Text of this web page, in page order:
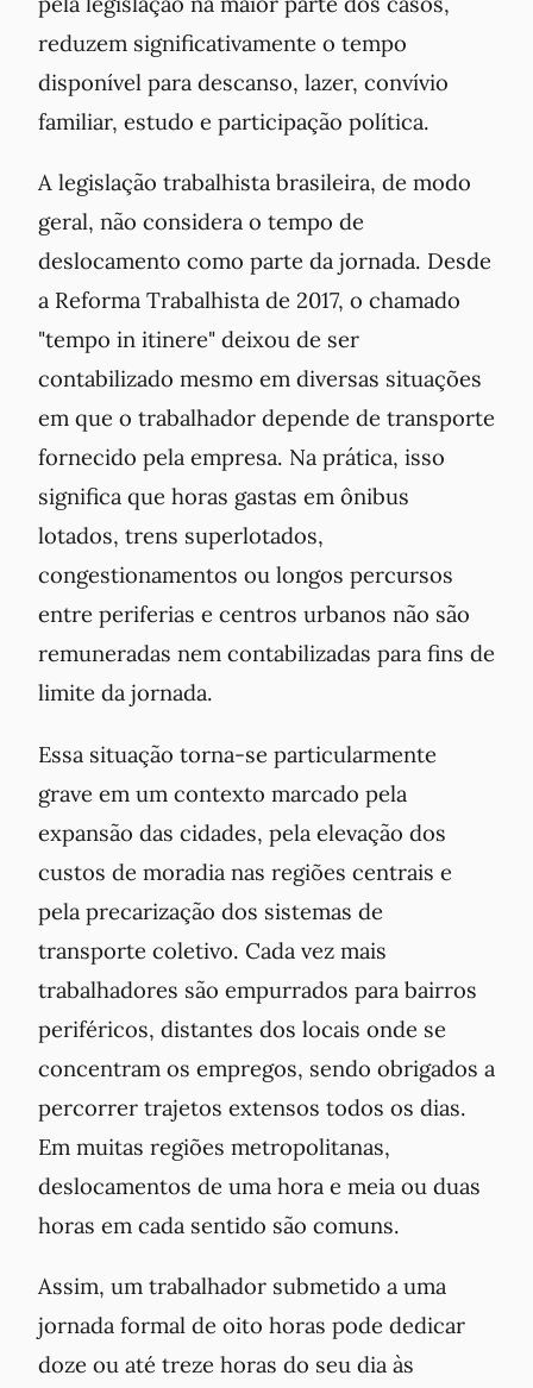
reduzem significativamente o tempo
disponível para descanso, lazer, convívio
familiar, estudo e participação política.
A legislação trabalhista brasileira, de modo
geral, não considera o tempo de
deslocamento como parte da jornada. Desde
a Reforma Trabalhista de 2017, o chamado
"tempo in itinere" deixou de ser
contabilizado mesmo em diversas situações
em que o trabalhador depende de transporte
fornecido pela empresa. Na prática, isso
significa que horas gastas em ônibus
lotados, trens superlotados,
congestionamentos ou longos percursos
entre periferias e centros urbanos não são
remuneradas nem contabilizadas para fins de
limite da jornada.
Essa situação torna-se particularmente
grave em um contexto marcado pela
expansão das cidades, pela elevação dos
custos de moradia nas regiões centrais e
pela precarização dos sistemas de
transporte coletivo. Cada vez mais
trabalhadores são empurrados para bairros
periféricos, distantes dos locais onde se
concentram os empregos, sendo obrigados a
percorrer trajetos extensos todos os dias.
Em muitas regiões metropolitanas,
deslocamentos de uma hora e meia ou duas
horas em cada sentido são comuns.
Assim, um trabalhador submetido a uma
jornada formal de oito horas pode dedicar
doze ou até treze horas do seu dia às